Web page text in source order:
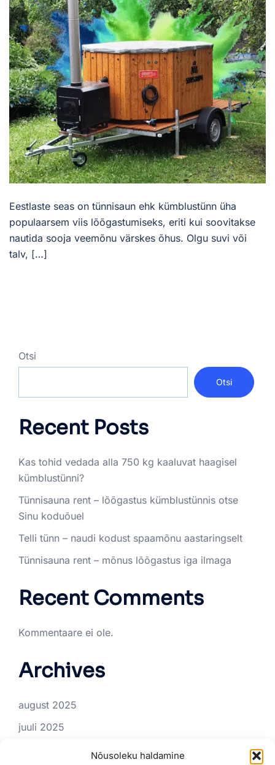
Nõusoleku haldamine
Eestlaste seas on tünnisaun ehk kümblustünn üha
populaarsem viis lõõgastumiseks, eriti kui soovitakse
nautida sooja veemõnu värskes õhus. Olgu suvi või
talv, […]
Otsi
Otsi
Recent Posts
Kas tohid vedada alla 750 kg kaaluvat haagisel
kümblustünni?
Tünnisauna rent – lõõgastus kümblustünnis otse
Sinu koduõuel
Telli tünn – naudi kodust spaamõnu aastaringselt
Tünnisauna rent – mõnus lõõgastus iga ilmaga
Recent Comments
Kommentaare ei ole.
Archives
august 2025
juuli 2025